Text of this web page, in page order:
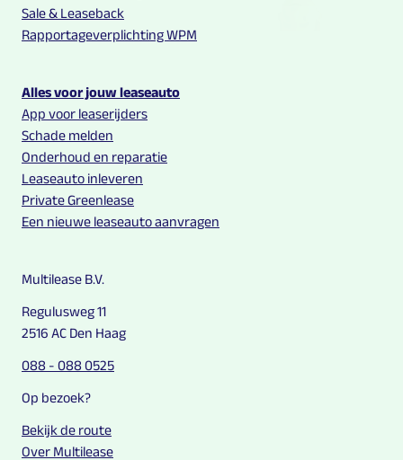
Sale & Leaseback
Rapportageverplichting WPM
Alles voor jouw leaseauto
App voor leaserijders
Schade melden
Onderhoud en reparatie
Leaseauto inleveren
Private Greenlease
Een nieuwe leaseauto aanvragen
Multilease B.V.
Regulusweg 11
2516 AC Den Haag
088 - 088 0525
Op bezoek?
Bekijk de route
Over Multilease